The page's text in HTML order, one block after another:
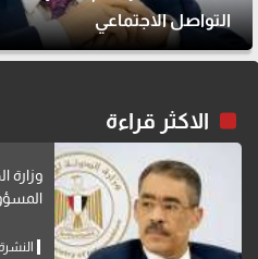
التواصل الاجتماعي
الاكثر قراءة
وزارة